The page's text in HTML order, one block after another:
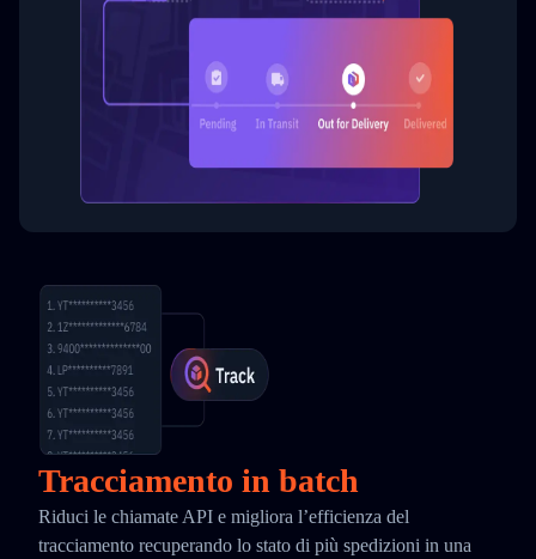
Tracciamento in batch
Riduci le chiamate API e migliora l’efficienza del
tracciamento recuperando lo stato di più spedizioni in una